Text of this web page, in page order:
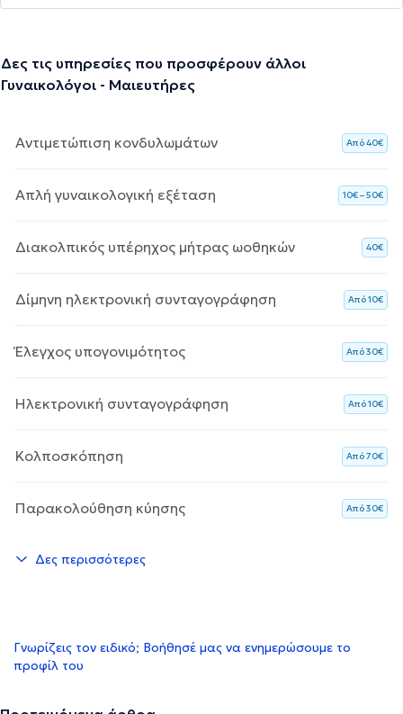
Δες τις υπηρεσίες που προσφέρουν άλλοι
Γυναικολόγοι - Μαιευτήρες
Αντιμετώπιση κονδυλωμάτων Aπό 40€
Απλή γυναικολογική εξέταση 10€ – 50€
Διακολπικός υπέρηχος μήτρας ωοθηκών 40€
Δίμηνη ηλεκτρονική συνταγογράφηση Aπό 10€
Έλεγχος υπογονιμότητος Aπό 30€
Ηλεκτρονική συνταγογράφηση Aπό 10€
Κολποσκόπηση Aπό 70€
Παρακολούθηση κύησης Aπό 30€
Δες περισσότερες
Γνωρίζεις τον ειδικό; Βοήθησέ μας να ενημερώσουμε το
προφίλ του